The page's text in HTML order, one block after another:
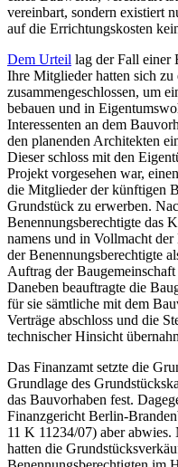
vereinbart, sondern existiert
auf die Errichtungskosten
Dem Urteil lag der Fall einer
Ihre Mitglieder hatten sich zu
zusammengeschlossen, um
bebauen und in
Interessenten an dem
den planenden Architekten
Dieser schloss mit den
Projekt vorgesehen war,
die Mit­glieder der künftigen
Grundstück zu erwerben.
Benennungsberechtigte das
namens und in Vollmacht
der Benennungsberechtigte
Auftrag der
Daneben beauftragte die
für sie sämtliche mit dem
Verträge abschloss und die
technischer Hinsicht
Das Finanzamt setzte die
Grundlage des
das Bauvorhaben fest.
Finanzgericht Berlin-
11 K 11234/07) aber
hatten die